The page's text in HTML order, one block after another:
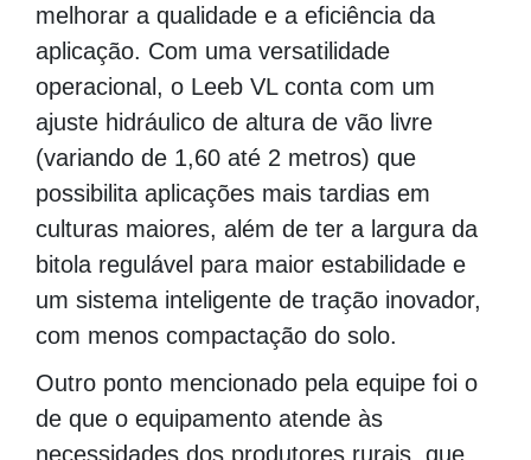
melhorar a qualidade e a eficiência da
aplicação. Com uma versatilidade
operacional, o Leeb VL conta com um
ajuste hidráulico de altura de vão livre
(variando de 1,60 até 2 metros) que
possibilita aplicações mais tardias em
culturas maiores, além de ter a largura da
bitola regulável para maior estabilidade e
um sistema inteligente de tração inovador,
com menos compactação do solo.
Outro ponto mencionado pela equipe foi o
de que o equipamento atende às
necessidades dos produtores rurais, que